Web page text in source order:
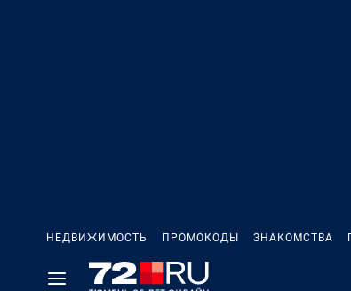
НЕДВИЖИМОСТЬ ПРОМОКОДЫ ЗНАКОМСТВА